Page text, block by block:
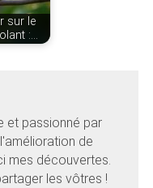
sur le
:…
et passionné par
de
mes découvertes.
les vôtres !